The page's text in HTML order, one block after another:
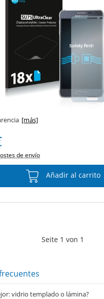
[más]
de envío
Añadir al carrito
Seite 1 von 1
vidrio templado o lámina?